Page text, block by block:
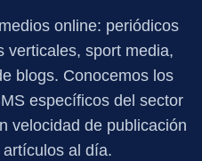
online: periódicos
verticales, sport media,
blogs. Conocemos los
específicos del sector
velocidad de publicación
al día.